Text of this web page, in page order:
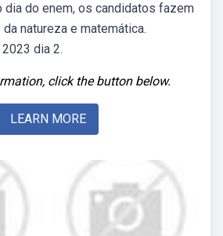
dia do enem, os candidatos fazem
natureza e matemática.
dia 2.
click the button below.
LEARN MORE